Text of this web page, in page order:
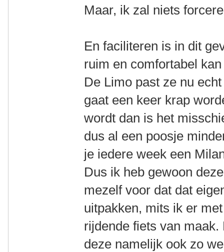
Maar, ik zal niets
En faciliteren is in dit
ruim en comfortabel
De Limo past ze nu
gaat een keer krap
wordt dan is het
dus al een poosje
je iedere week een
Dus ik heb gewoon
mezelf voor dat dat
uitpakken, mits ik er
rijdende fiets van
deze namelijk ook zo